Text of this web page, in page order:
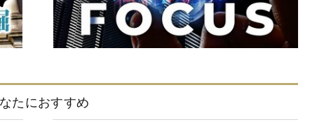
たにおすすめ